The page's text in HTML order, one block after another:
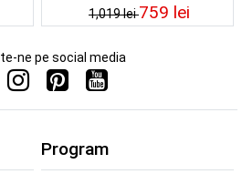
1,019 lei759 lei
ne pe social media
Program